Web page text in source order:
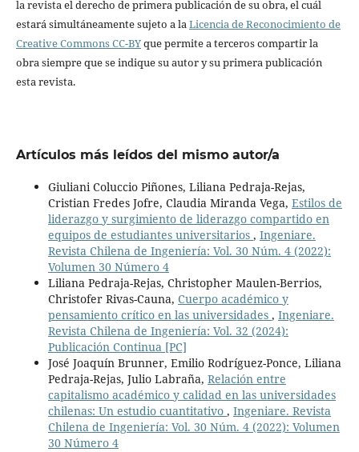
la revista el derecho de primera publicación de su obra, el cuál
estará simultáneamente sujeto a laLicencia de Reconocimiento de
Creative Commons CC-BYque permite a terceros compartir la
obra siempre que se indique su autor y su primera publicación
esta revista.
Artículos más leídos del mismo autor/a
Giuliani Coluccio Piñones, Liliana Pedraja-Rejas,
Cristian Fredes Jofre, Claudia Miranda Vega, Estilos de
liderazgo y surgimiento de liderazgo compartido en
equipos de estudiantes universitarios , Ingeniare.
Revista Chilena de Ingeniería: Vol. 30 Núm. 4 (2022):
Volumen 30 Número 4
Liliana Pedraja-Rejas, Christopher Maulen-Berrios,
Christofer Rivas-Cauna, Cuerpo académico y
pensamiento crítico en las universidades , Ingeniare.
Revista Chilena de Ingeniería: Vol. 32 (2024):
Publicación Continua [PC]
José Joaquín Brunner, Emilio Rodríguez-Ponce, Liliana
Pedraja-Rejas, Julio Labraña, Relación entre
capitalismo académico y calidad en las universidades
chilenas: Un estudio cuantitativo , Ingeniare. Revista
Chilena de Ingeniería: Vol. 30 Núm. 4 (2022): Volumen
30 Número 4